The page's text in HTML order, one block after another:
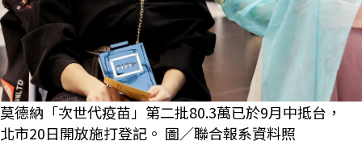
莫德納「次世代疫苗」第二批80.3萬已於9月中抵台，
北市20日開放施打登記。 圖／聯合報系資料照